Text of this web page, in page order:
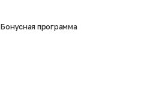
Бонусная программа